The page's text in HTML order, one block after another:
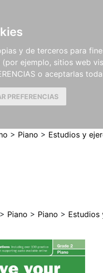
y de terceros para
ejemplo, sitios web
o aceptarlas
PREFERENCIAS
PARTITURAS Y
CRÍTICAS
> Piano > Estudios y
> Piano > Piano > Estudios